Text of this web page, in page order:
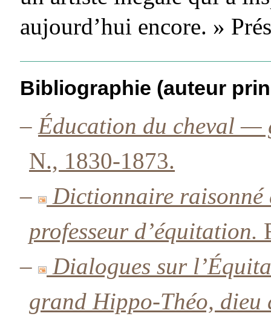
aujourd’hui encore. »
Bibliographie (auteur
– Éducation du cheval —
N., 1830-1873.
–
Dictionnaire raisonné
professeur d’équitation.
–
Dialogues sur
grand Hippo-Théo, dieu